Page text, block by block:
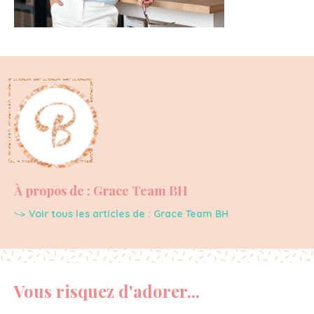
À propos de : Grace Team BH
Voir tous les articles de : Grace Team BH
Vous risquez d'adorer...